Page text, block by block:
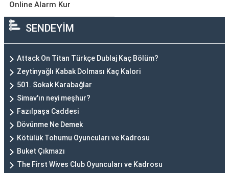
Online Alarm Kur
SENDEYİM
Attack On Titan Türkçe Dublaj Kaç Bölüm?
Zeytinyağlı Kabak Dolması Kaç Kalori
501. Sokak Karabağlar
Simav'ın neyi meşhur?
Fazılpaşa Caddesi
Dövünme Ne Demek
Kötülük Tohumu Oyuncuları ve Kadrosu
Buket Çıkmazı
The First Wives Club Oyuncuları ve Kadrosu